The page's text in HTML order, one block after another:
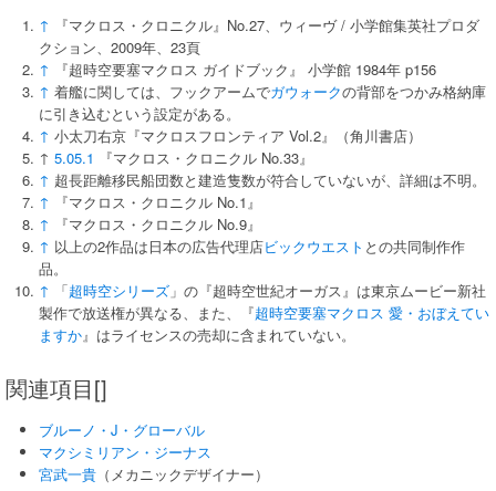
↑
『マクロス・クロニクル』No.27、ウィーヴ / 小学館集英社プロダ
クション、2009年、23頁
↑
『超時空要塞マクロス ガイドブック』 小学館 1984年 p156
↑ 着艦に関しては、フックアームでガウォークの背部をつかみ格納庫
に引き込むという設定がある。
↑ 小太刀右京『マクロスフロンティア Vol.2』（角川書店）
↑ 5.05.1
『マクロス・クロニクル No.33』
↑ 超長距離移民船団数と建造隻数が符合していないが、詳細は不明。
↑
『マクロス・クロニクル No.1』
↑
『マクロス・クロニクル No.9』
↑ 以上の2作品は日本の広告代理店ビックウエスト との共同制作作
品。
↑
「超時空シリーズ 」の『超時空世紀オーガス』は東京ムービー新社
製作で放送権が異なる、また、『超時空要塞マクロス 愛・おぼえてい
ますか』はライセンスの売却に含まれていない。
関連項目[]
ブルーノ・J・グローバル
マクシミリアン・ジーナス
宮武一貴 （メカニックデザイナー）